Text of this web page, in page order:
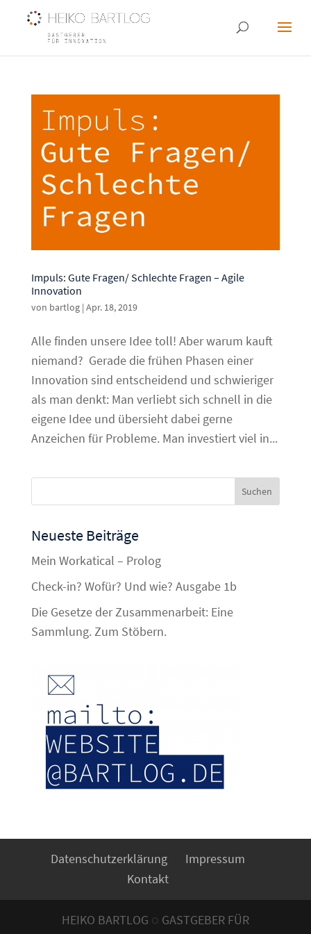
Impuls: Gute Fragen/ Schlechte Fragen – Agile
Innovation
von bartlog| Apr. 18, 2019
Alle finden unsere Idee toll! Aber warum kauft
niemand? Gerade die frühen Phasen einer
Innovation sind entscheidend und schwieriger
als man denkt: Man verliebt sich schnell in die
eigene Idee und übersieht dabei gerne
Anzeichen für Probleme. Man investiert viel in...
Neueste Beiträge
Mein Workatical – Prolog
Check-in? Wofür? Und wie? Ausgabe 1b
Die Gesetze der Zusammenarbeit: Eine
Sammlung. Zum Stöbern.
Datenschutzerklärung
Impressum
Kontakt
HEIKO BARTLOG ◌ GASTGEBER FÜR